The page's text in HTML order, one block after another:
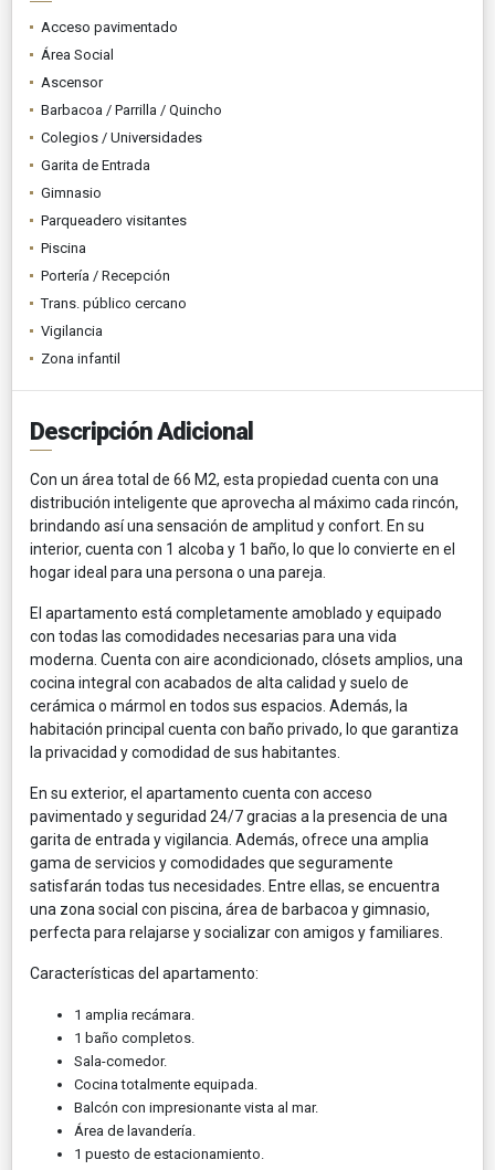
Acceso pavimentado
Área Social
Ascensor
Barbacoa / Parrilla / Quincho
Colegios / Universidades
Garita de Entrada
Gimnasio
Parqueadero visitantes
Piscina
Portería / Recepción
Trans. público cercano
Vigilancia
Zona infantil
Descripción Adicional
Con un área total de 66 M2, esta propiedad cuenta con una
distribución inteligente que aprovecha al máximo cada rincón,
brindando así una sensación de amplitud y confort. En su
interior, cuenta con 1 alcoba y 1 baño, lo que lo convierte en el
hogar ideal para una persona o una pareja.
El apartamento está completamente amoblado y equipado
con todas las comodidades necesarias para una vida
moderna. Cuenta con aire acondicionado, clósets amplios, una
cocina integral con acabados de alta calidad y suelo de
cerámica o mármol en todos sus espacios. Además, la
habitación principal cuenta con baño privado, lo que garantiza
la privacidad y comodidad de sus habitantes.
En su exterior, el apartamento cuenta con acceso
pavimentado y seguridad 24/7 gracias a la presencia de una
garita de entrada y vigilancia. Además, ofrece una amplia
gama de servicios y comodidades que seguramente
satisfarán todas tus necesidades. Entre ellas, se encuentra
una zona social con piscina, área de barbacoa y gimnasio,
perfecta para relajarse y socializar con amigos y familiares.
Características del apartamento:
1 amplia recámara.
1 baño completos.
Sala-comedor.
Cocina totalmente equipada.
Balcón con impresionante vista al mar.
Área de lavandería.
1 puesto de estacionamiento.